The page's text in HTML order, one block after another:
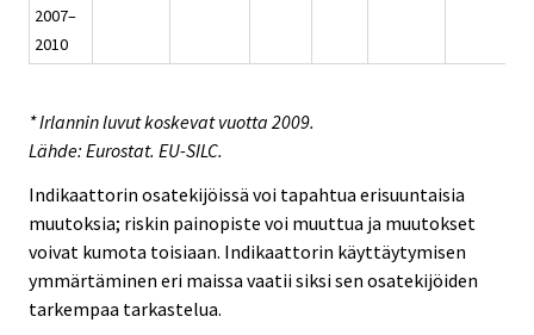
2007–
2010
* Irlannin luvut koskevat vuotta 2009.
Lähde: Eurostat. EU-SILC.
Indikaattorin osatekijöissä voi tapahtua erisuuntaisia
muutoksia; riskin painopiste voi muuttua ja muutokset
voivat kumota toisiaan. Indikaattorin käyttäytymisen
ymmärtäminen eri maissa vaatii siksi sen osatekijöiden
tarkempaa tarkastelua.